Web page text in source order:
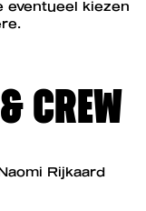
eventueel kiezen
CREW
Rijkaard